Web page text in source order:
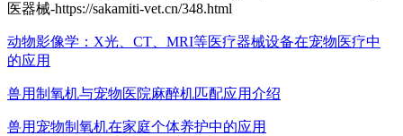
医器械-https://sakamiti-vet.cn/348.html
动物影像学：X光、CT、MRI等医疗器械设备在宠物医疗中
的应用
兽用制氧机与宠物医院麻醉机匹配应用介绍
兽用宠物制氧机在家庭个体养护中的应用